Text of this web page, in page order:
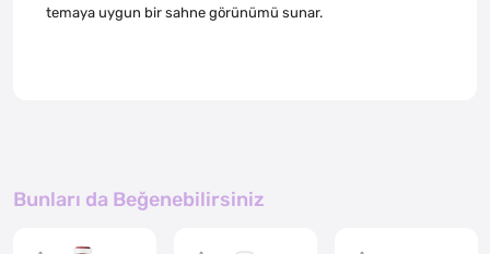
temaya uygun bir sahne görünümü sunar.
Bunları da Beğenebilirsiniz